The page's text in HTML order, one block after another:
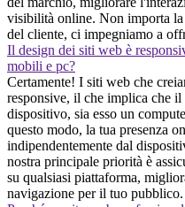
visibilità online. Non importa
del cliente, ci impegniamo a
Il design dei siti web è
mobili e pc?
Certamente! I siti web che
responsive, il che implica che
dispositivo, sia esso un
questo modo, la tua presenza
indipendentemente dal
nostra principale priorità è
su qualsiasi piattaforma,
navigazione per il tuo pubblico.